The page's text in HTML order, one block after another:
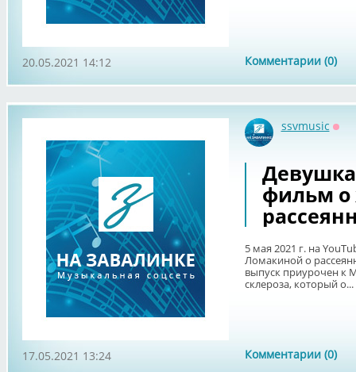
Комментарии (0)
20.05.2021 14:12
ssvmusic
фильм о
5 мая 2021 г. на
Ломакиной о
выпуск приурочен к
склероза, который о...
Комментарии (0)
17.05.2021 13:24